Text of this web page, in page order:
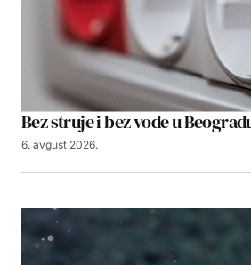
Bez struje i bez vode u
6. avgust 2026.